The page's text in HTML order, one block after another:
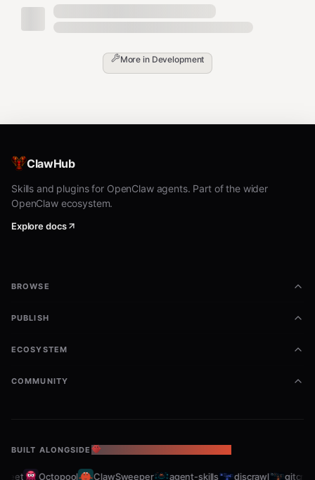
(15个md文件)
参考手册.md - 可视化API总览
弧线图.md - 3D弧线/流向图
区域图.md - 区域轮廓图
管道图.md - 3D管道图
事件.md - 可视化事件系统
html文件)
More in Development
ClawHub
Skills and plugins for OpenClaw agents. Part of the wider
OpenClaw ecosystem.
Explore docs
BROWSE
PUBLISH
ECOSYSTEM
COMMUNITY
BUILT ALONGSIDE THE OPENCLAW ECOSYSTEM
Octopool ClawSweeper agent-skills discrawl gitcrawl